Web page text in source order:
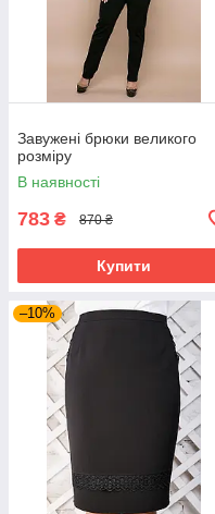
Завужені брюки великого
розміру
В наявності
783 ₴ 870 ₴
Купити
–10%